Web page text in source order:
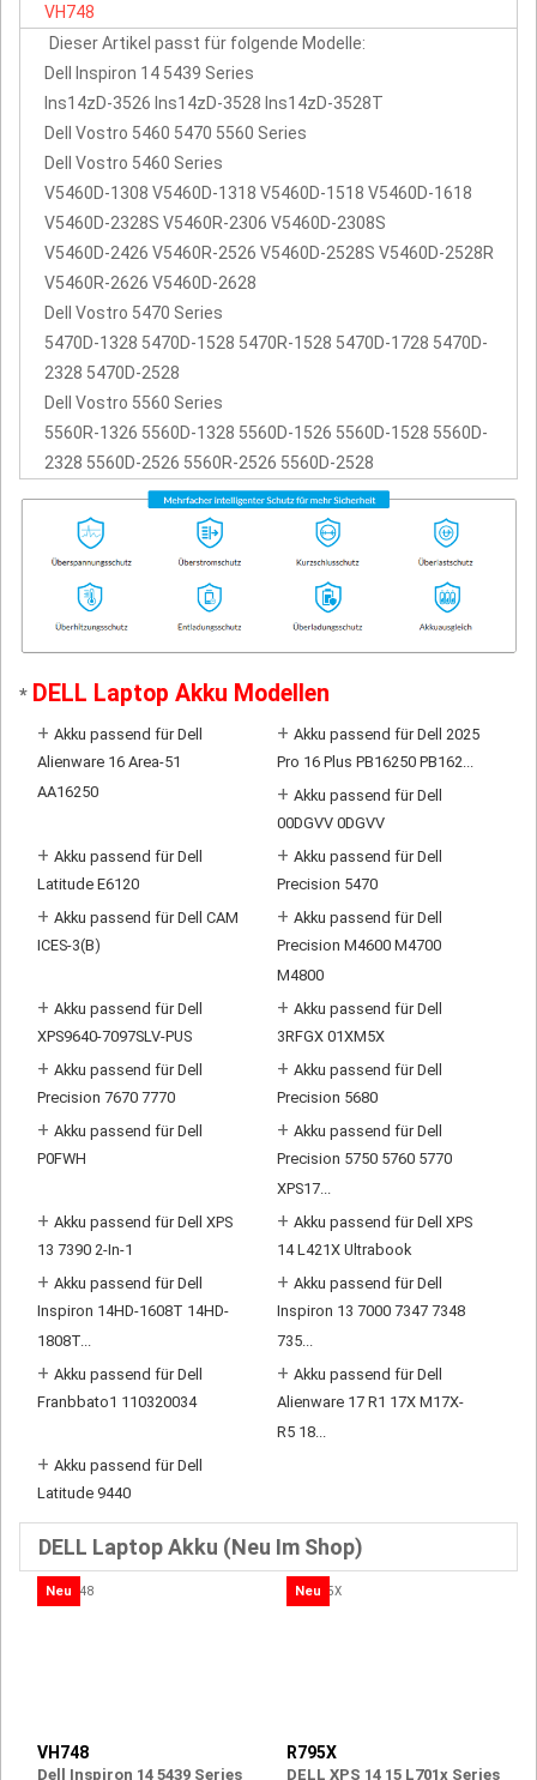
VH748
Dieser Artikel passt für folgende Modelle:
Dell Inspiron 14 5439 Series
Ins14zD-3526 Ins14zD-3528 Ins14zD-3528T
Dell Vostro 5460 5470 5560 Series
Dell Vostro 5460 Series
V5460D-1308 V5460D-1318 V5460D-1518 V5460D-1618
V5460D-2328S V5460R-2306 V5460D-2308S
V5460D-2426 V5460R-2526 V5460D-2528S V5460D-2528R
V5460R-2626 V5460D-2628
Dell Vostro 5470 Series
5470D-1328 5470D-1528 5470R-1528 5470D-1728 5470D-
2328 5470D-2528
Dell Vostro 5560 Series
5560R-1326 5560D-1328 5560D-1526 5560D-1528 5560D-
2328 5560D-2526 5560R-2526 5560D-2528
* DELL Laptop Akku Modellen
+ Akku passend für Dell
Alienware 16 Area-51
AA16250
+ Akku passend für Dell 2025
Pro 16 Plus PB16250 PB162...
+ Akku passend für Dell
00DGVV 0DGVV
+ Akku passend für Dell
Latitude E6120
+ Akku passend für Dell
Precision 5470
+ Akku passend für Dell CAM
ICES-3(B)
+ Akku passend für Dell
Precision M4600 M4700
M4800
+ Akku passend für Dell
XPS9640-7097SLV-PUS
+ Akku passend für Dell
3RFGX 01XM5X
+ Akku passend für Dell
Precision 7670 7770
+ Akku passend für Dell
Precision 5680
+ Akku passend für Dell
P0FWH
+ Akku passend für Dell
Precision 5750 5760 5770
XPS17...
+ Akku passend für Dell XPS
13 7390 2-In-1
+ Akku passend für Dell XPS
14 L421X Ultrabook
+ Akku passend für Dell
Inspiron 14HD-1608T 14HD-
1808T...
+ Akku passend für Dell
Inspiron 13 7000 7347 7348
735...
+ Akku passend für Dell
Franbbato1 110320034
+ Akku passend für Dell
Alienware 17 R1 17X M17X-
R5 18...
+ Akku passend für Dell
Latitude 9440
DELL Laptop Akku (Neu Im Shop)
Neu
VH748
Dell Inspiron 14 5439 Series
Neu
R795X
DELL XPS 14 15 L701x Series